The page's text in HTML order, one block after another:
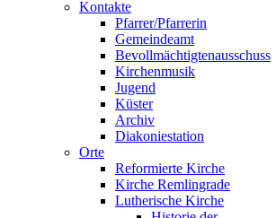
Kontakte
Pfarrer/Pfarrerin
Gemeindeamt
Bevollmächtigtenausschuss
Kirchenmusik
Jugend
Küster
Archiv
Diakoniestation
Orte
Reformierte Kirche
Kirche Remlingrade
Lutherische Kirche